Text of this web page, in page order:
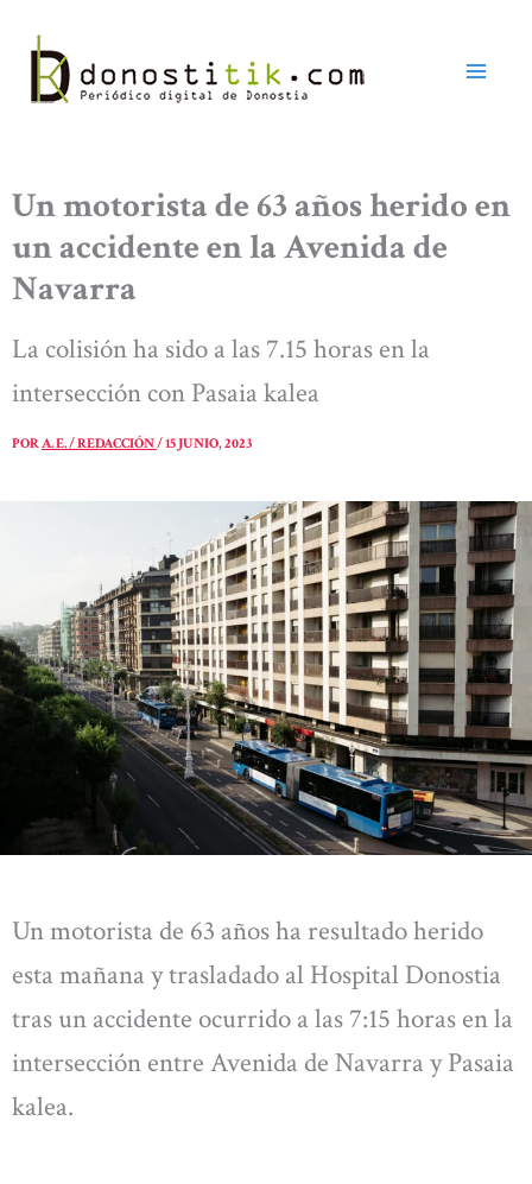
contenido
Un motorista de 63 años herido en
un accidente en la Avenida de
Navarra
La colisión ha sido a las 7.15 horas en la
intersección con Pasaia kalea
PORA. E. / REDACCIÓN/15 JUNIO, 2023
Un motorista de 63 años ha resultado herido
esta mañana y trasladado al Hospital Donostia
tras un accidente ocurrido a las 7:15 horas en la
intersección entre Avenida de Navarra y Pasaia
kalea.